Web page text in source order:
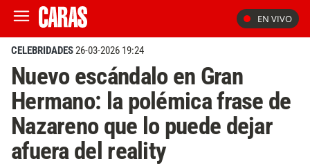
EN VIVO
CELEBRIDADES26-03-2026 19:24
Nuevo escándalo en Gran
Hermano: la polémica frase de
Nazareno que lo puede dejar
afuera del reality